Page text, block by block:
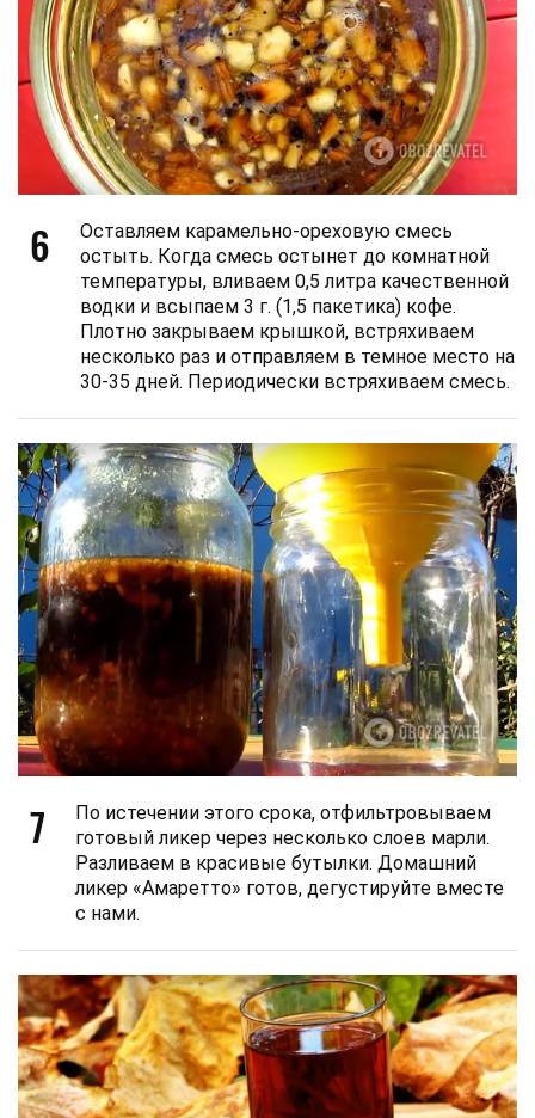
6
Оставляем карамельно-ореховую смесь
остыть. Когда смесь остынет до комнатной
температуры, вливаем 0,5 литра качественной
водки и всыпаем 3 г. (1,5 пакетика) кофе.
Плотно закрываем крышкой, встряхиваем
несколько раз и отправляем в темное место на
30-35 дней. Периодически встряхиваем смесь.
7
По истечении этого срока, отфильтровываем
готовый ликер через несколько слоев марли.
Разливаем в красивые бутылки. Домашний
ликер «Амаретто» готов, дегустируйте вместе
с нами.